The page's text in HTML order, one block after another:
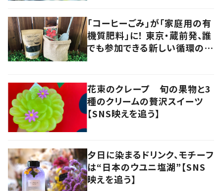
「コーヒーごみ」が「家庭用の有
機質肥料」に！ 東京・蔵前発、誰
でも参加できる新しい循環の仕
花束のクレープ 旬の果物と3
種のクリームの贅沢スイーツ
【SNS映えを追う】
夕日に染まるドリンク、モチーフ
は“日本のウユニ塩湖”【SNS
映えを追う】